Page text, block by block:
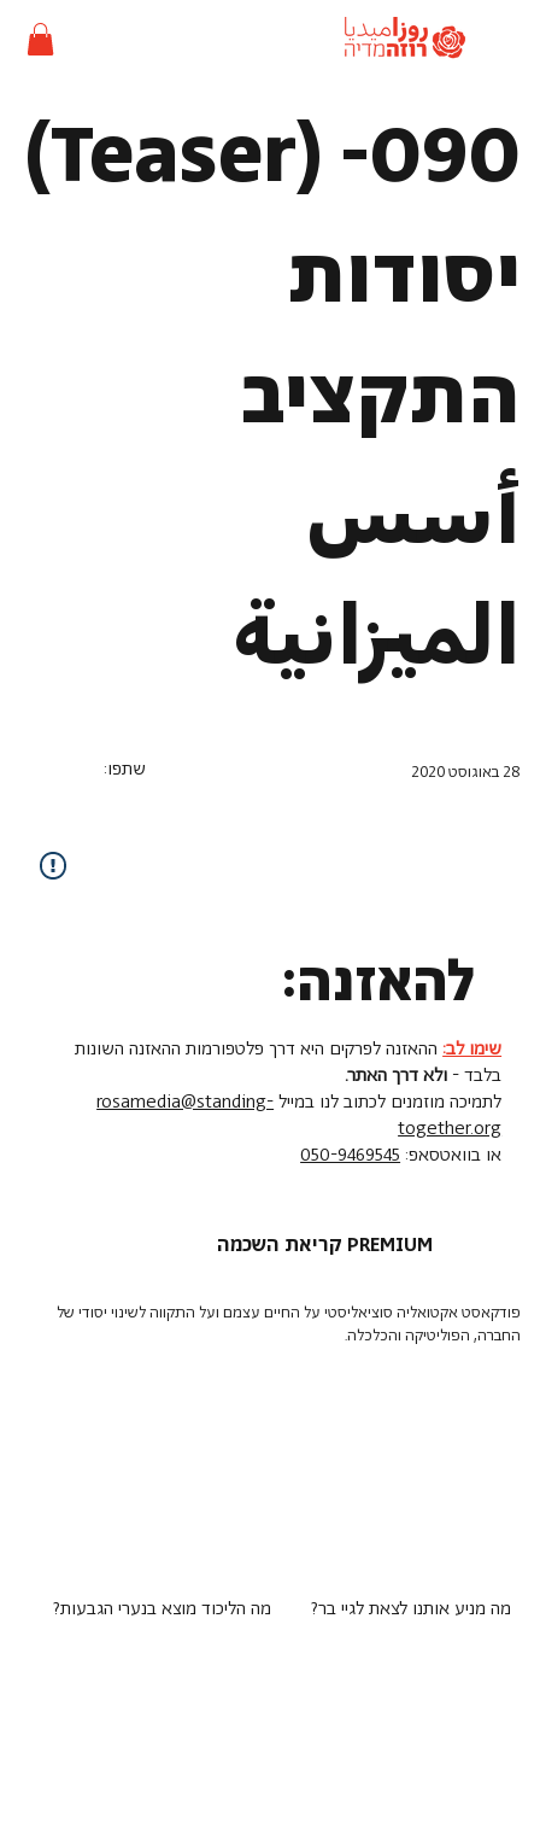
090- (Teaser)
יסודות
התקציב
أسس
الميزانية
שתפו: 28 באוגוסט 2020
להאזנה:
שימו לב: ההאזנה לפרקים היא דרך פלטפורמות ההאזנה השונות
בלבד - ולא דרך האתר.
לתמיכה מוזמנים לכתוב לנו במיילrosamedia@standing-
together.org
או בוואטסאפ: 050-9469545
קריאת השכמה PREMIUM
פודקאסט אקטואליה סוציאליסטי על החיים עצמם ועל התקווה לשינוי יסודי של
החברה, הפוליטיקה והכלכלה.
מה מניע אותנו לצאת לגיי בר? מה הליכוד מוצא בנערי הגבעות?